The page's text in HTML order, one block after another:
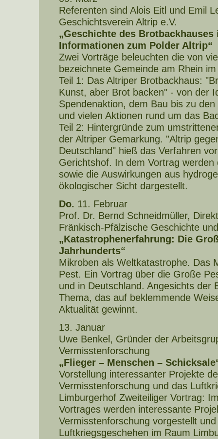
Referenten sind Alois Eitl und Emil
Geschichtsverein Altrip e.V.
„Geschichte des
Informationen zum Polder Altrip“
Zwei Vorträge beleuchten die von
bezeichnete Gemeinde am Rhein
Teil 1: Das Altriper Brotbackhaus:
Kunst, aber Brot backen" - von der
Spendenaktion, dem Bau bis zu
und vielen Aktionen rund um das
Teil 2: Hintergründe zum
der Altriper Gemarkung. "Altrip
Deutschland" hieß das Verfahren
Gerichtshof. In dem Vortrag werden
sowie die Auswirkungen aus
ökologischer Sicht dargestellt.
Do. 11. Februar
Prof. Dr. Bernd Schneidmüller,
Fränkisch-Pfälzische Geschichte
„Katastrophenerfahrung: Die
Jahrhunderts“
Mikroben als Weltkatastrophe. Das
Pest. Ein Vortrag über die Große
und in Deutschland. Angesichts der
Thema, das auf beklemmende
Aktualität gewinnt.
13. Januar
Uwe Benkel, Gründer der
Vermisstenforschung
„Flieger – Menschen –
Vorstellung interessanter Projekte
Vermisstenforschung und das
Limburgerhof Zweiteiliger Vortrag:
Vortrages werden interessante
Vermisstenforschung vorgestellt
Luftkriegsgeschehen im Raum